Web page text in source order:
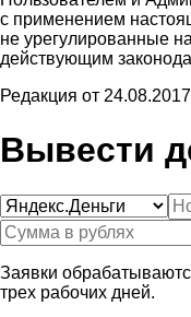
с применением
не урегулированные
действующим
Редакция от 24.08.2017
Вывести
Заявки
трех рабочих дней.